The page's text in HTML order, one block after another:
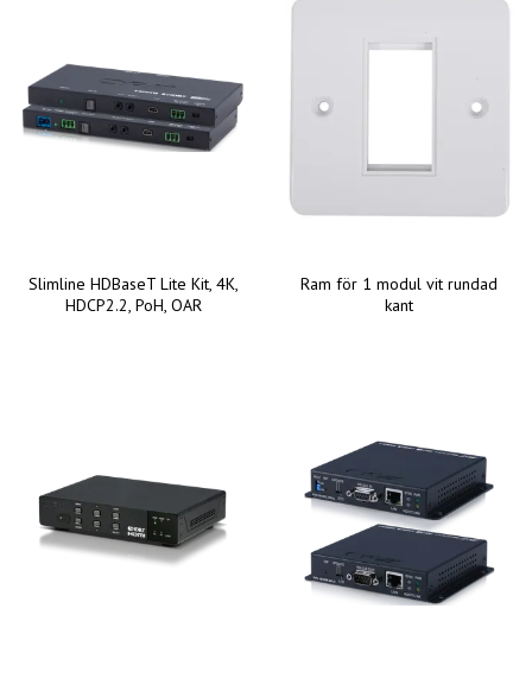
Slimline HDBaseT Lite Kit, 4K,
HDCP2.2, PoH, OAR
Ram för 1 modul vit rundad
kant